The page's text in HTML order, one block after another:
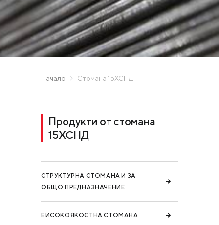
Начало Стомана 15ХСНД
Продукти от стомана
15ХСНД
СТРУКТУРНА СТОМАНА И ЗА
ОБЩО ПРЕДНАЗНАЧЕНИЕ
ВИСОКОЯКОСТНА СТОМАНА